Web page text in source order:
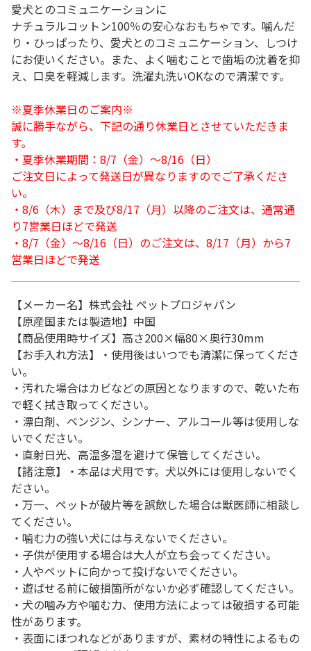
愛犬とのコミュニケーションに
ナチュラルコットン100％の安心なおもちゃです。噛んだ
り・ひっぱったり、愛犬とのコミュニケーション、しつけ
にお使いください。また、よく噛むことで歯垢の沈着を抑
え、口臭を軽減します。洗濯丸洗いOKなので清潔です。
※夏季休業日のご案内※
誠に勝手ながら、下記の通り休業日とさせていただきま
す。
・夏季休業期間：8/7（金）～8/16（日）
ご注文日によって発送日が異なりますのでご了承くださ
い。
・8/6（木）まで及び8/17（月）以降のご注文は、通常通
り7営業日ほどで発送
・8/7（金）～8/16（日）のご注文は、8/17（月）から7
営業日ほどで発送
【メーカー名】株式会社 ペットプロジャパン
【原産国または製造地】中国
【商品使用時サイズ】高さ200×幅80×奥行30mm
【お手入れ方法】・使用後はいつでも清潔に保ってくださ
い。
・汚れた場合はカビなどの原因となりますので、乾いた布
で軽く拭き取ってください。
・漂白剤、ベンジン、シンナー、アルコール等は使用しな
いでください。
・直射日光、高温多湿を避けて保管してください。
【諸注意】・本品は犬用です。犬以外には使用しないでく
ださい。
・万一、ペットが破片等を誤飲した場合は獣医師に相談し
てください。
・噛む力の強い犬には与えないでください。
・子供が使用する場合は大人が立ち会ってください。
・人やペットに向かって投げないでください。
・遊ばせる前に破損箇所がないか必ず確認してください。
・犬の噛み方や噛む力、使用方法によっては破損する可能
性があります。
・表面にほつれなどがありますが、素材の特性によるもの